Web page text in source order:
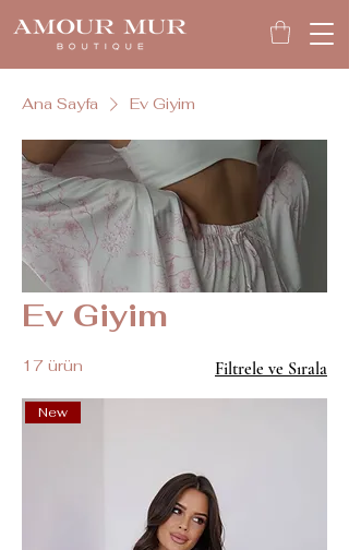
Ana Sayfa Ev Giyim
Ev Giyim
17 ürün Filtrele ve Sırala
New